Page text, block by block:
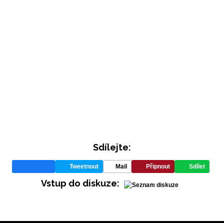
INFORMACE
Sdílejte:
Tweetnout Mail Připnout Sdílet
Vstup do diskuze: